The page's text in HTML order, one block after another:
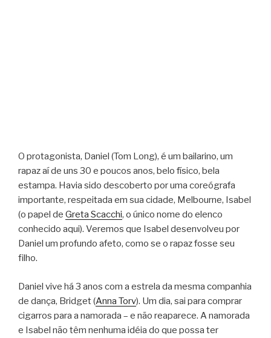
O protagonista, Daniel (Tom Long), é um bailarino, um
rapaz aí de uns 30 e poucos anos, belo físico, bela
estampa. Havia sido descoberto por uma coreógrafa
importante, respeitada em sua cidade, Melbourne, Isabel
(o papel de Greta Scacchi, o único nome do elenco
conhecido aqui). Veremos que Isabel desenvolveu por
Daniel um profundo afeto, como se o rapaz fosse seu
filho.
Daniel vive há 3 anos com a estrela da mesma companhia
de dança, Bridget (Anna Torv). Um dia, sai para comprar
cigarros para a namorada – e não reaparece. A namorada
e Isabel não têm nenhuma idéia do que possa ter